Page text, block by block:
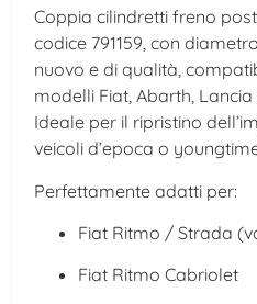
Coppia cilindretti freno
codice 791159, con
nuovo e di qualità,
modelli Fiat, Abarth, Lancia
Ideale per il ripristino
veicoli d’epoca o
Perfettamente adatti per:
Fiat Ritmo / Strada
Fiat Ritmo Cabriolet